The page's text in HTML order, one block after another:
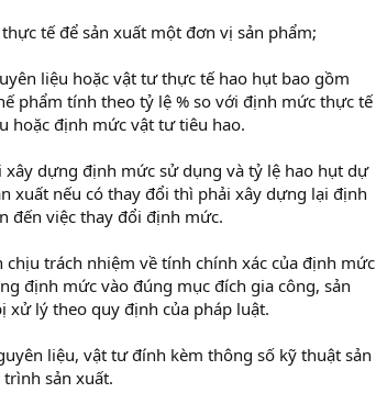
tế để sản xuất một đơn vị sản phẩm;
liệu hoặc vật tư thực tế hao hụt bao gồm
phẩm tính theo tỷ lệ % so với định mức thực tế
hoặc định mức vật tư tiêu hao.
dựng định mức sử dụng và tỷ lệ hao hụt dự
xuất nếu có thay đổi thì phải xây dựng lại định
đến việc thay đổi định mức.
trách nhiệm về tính chính xác của định mức
định mức vào đúng mục đích gia công, sản
xử lý theo quy định của pháp luật.
liệu, vật tư đính kèm thông số kỹ thuật sản
sản xuất.